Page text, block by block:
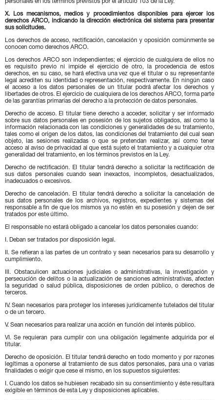
personales en los términos previstos por el artículo 103 de la Ley.
X. Los mecanismos, medios y procedimientos disponibles para ejercer los
derechos ARCO, indicando la dirección electrónica del sistema para presentar
sus solicitudes.
Los derechos de acceso, rectificación, cancelación y oposición comúnmente se
conocen como derechos ARCO.
Los derechos ARCO son independientes; el ejercicio de cualquiera de ellos no
es requisito previo ni impide el ejercicio de otro, la procedencia de estos
derechos, en su caso, se hará efectiva una vez que el titular o su representante
legal acrediten su identidad o representación, respectivamente. En ningún caso
el acceso a los datos personales de un titular podrá afectar los derechos y
libertades de otros. El ejercicio de cualquiera de los derechos ARCO, forma parte
de las garantías primarias del derecho a la protección de datos personales.
Derecho de acceso. El titular tiene derecho a acceder, solicitar y ser informado
sobre sus datos personales en posesión de los sujetos obligados, así como la
información relacionada con las condiciones y generalidades de su tratamiento,
tales como el origen de los datos, las condiciones del tratamiento del cual sean
objeto, las sesiones realizadas o que se pretendan realizar, así como tener
acceso al aviso de privacidad al que está sujeto el tratamiento y a cualquier otra
generalidad del tratamiento, en los términos previstos en la Ley.
Derecho de rectificación. El titular tendrá derecho a solicitar la rectificación de
sus datos personales cuando sean inexactos, incompletos, desactualizados,
inadecuados o excesivos.
Derecho de cancelación. El titular tendrá derecho a solicitar la cancelación de
sus datos personales de los archivos, registros, expedientes y sistemas del
responsable a fin de que los mismos ya no estén en su posesión y dejen de ser
tratados por este último.
El responsable no estará obligado a cancelar los datos personales cuando:
I. Deban ser tratados por disposición legal.
II. Se refieran a las partes de un contrato y sean necesarios para su desarrollo y
cumplimiento.
III. Obstaculicen actuaciones judiciales o administrativas, la investigación y
persecución de delitos o la actualización de sanciones administrativas, afecten
la seguridad o salud pública, disposiciones de orden público, o derechos de
terceros.
IV. Sean necesarios para proteger los intereses jurídicamente tutelados del titular
o de un tercero.
V. Sean necesarios para realizar una acción en función del interés público.
VI. Se requieran para cumplir con una obligación legalmente adquirida por el
titular.
Derecho de oposición. El titular tendrá derecho en todo momento y por razones
legítimas a oponerse al tratamiento de sus datos personales, para una o varias
finalidades o exigir que cese el mismo, en los supuestos siguientes:
I. Cuando los datos se hubiesen recabado sin su consentimiento y éste resultara
exigible en términos de esta Ley y disposiciones aplicables.